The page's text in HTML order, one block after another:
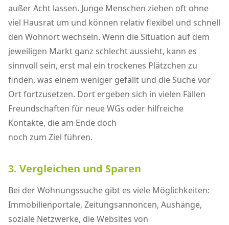
außer Acht lassen. Junge Menschen ziehen oft ohne
viel Hausrat um und können relativ flexibel und schnell
den Wohnort wechseln. Wenn die Situation auf dem
jeweiligen Markt ganz schlecht aussieht, kann es
sinnvoll sein, erst mal ein trockenes Plätzchen zu
finden, was einem weniger gefällt und die Suche vor
Ort fortzusetzen. Dort ergeben sich in vielen Fällen
Freundschaften für neue WGs oder hilfreiche
Kontakte, die am Ende doch
noch zum Ziel führen.
3. Vergleichen und Sparen
Bei der Wohnungssuche gibt es viele Möglichkeiten:
Immobilienportale, Zeitungsannoncen, Aushänge,
soziale Netzwerke, die Websites von